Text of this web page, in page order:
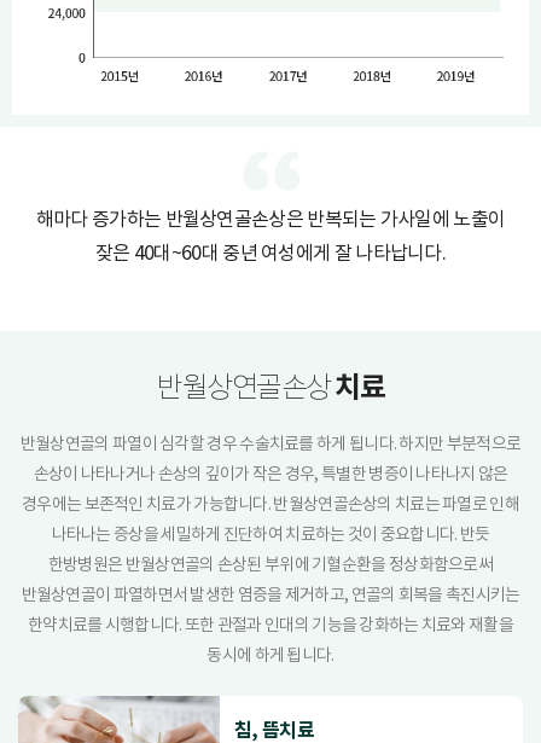
해마다 증가하는 반월상연골손상은 반복되는 가사일에 노출이
잦은 40대~60대 중년 여성에게 잘 나타납니다.
반월상연골손상치료
반월상연골의 파열이 심각할 경우 수술치료를 하게 됩니다. 하지만 부분적으로
손상이 나타나거나 손상의 깊이가 작은 경우, 특별한 병증이 나타나지 않은
경우에는 보존적인 치료가 가능합니다. 반월상연골손상의 치료는 파열로 인해
나타나는 증상을 세밀하게 진단하여 치료하는 것이 중요합니다. 반듯
한방병원은 반월상연골의 손상된 부위에 기혈순환을 정상화함으로써
반월상연골이 파열하면서 발생한 염증을 제거하고, 연골의 회복을 촉진시키는
한약치료를 시행합니다. 또한 관절과 인대의 기능을 강화하는 치료와 재활을
동시에 하게 됩니다.
침, 뜸치료